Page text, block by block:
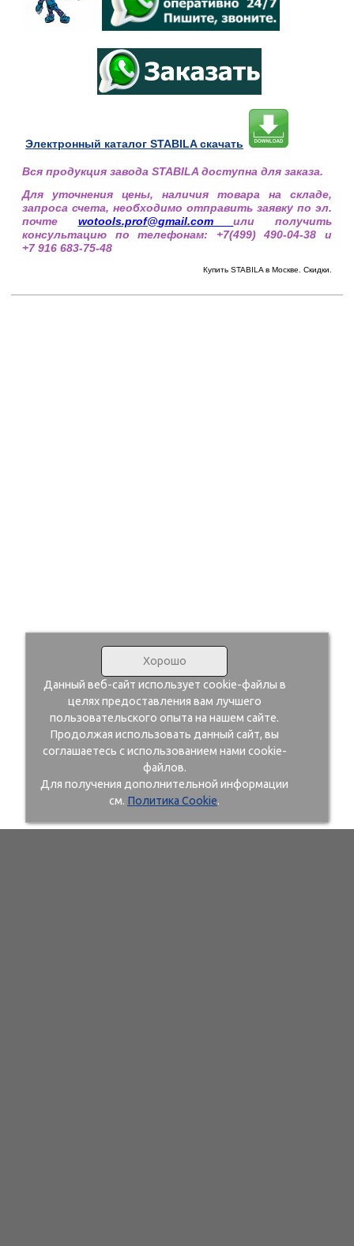
Электронный каталог STABILA скачать
Вся продукция завода STABILA доступна для заказа.
Для уточнения цены, наличия товара на складе,
запроса счета, необходимо отправить заявку по эл.
почте wotools.prof@gmail.comили получить
консультацию по телефонам: +7(499) 490-04-38 и
+7 916 683-75-48
Купить STABILA в Москве. Скидки.
Хорошо
Данный веб-сайт использует cookie-файлы в
целях предоставления вам лучшего
пользовательского опыта на нашем сайте.
Продолжая использовать данный сайт, вы
соглашаетесь с использованием нами cookie-
файлов.
Для получения дополнительной информации
см. Политика Cookie.